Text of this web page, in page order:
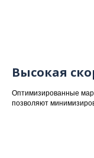
Высокая
Оптимизированные
позволяют